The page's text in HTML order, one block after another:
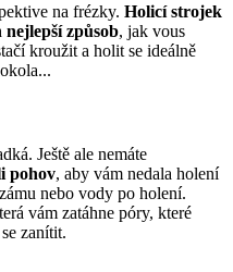
na frézky. Holicí strojek
způsob, jak vous
kroužit a holit se ideálně
Ještě ale nemáte
pohov, aby vám nedala holení
nebo vody po holení.
vám zatáhne póry, které
zanítit.